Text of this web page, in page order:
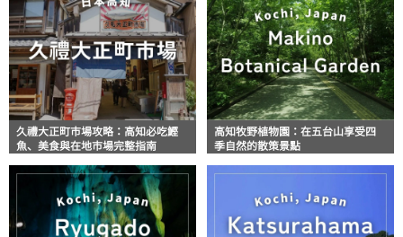
久禮大正町市場攻略：高知必吃鰹
魚、美食與在地市場完整指南
高知牧野植物園：在五台山享受四
季自然的散策景點